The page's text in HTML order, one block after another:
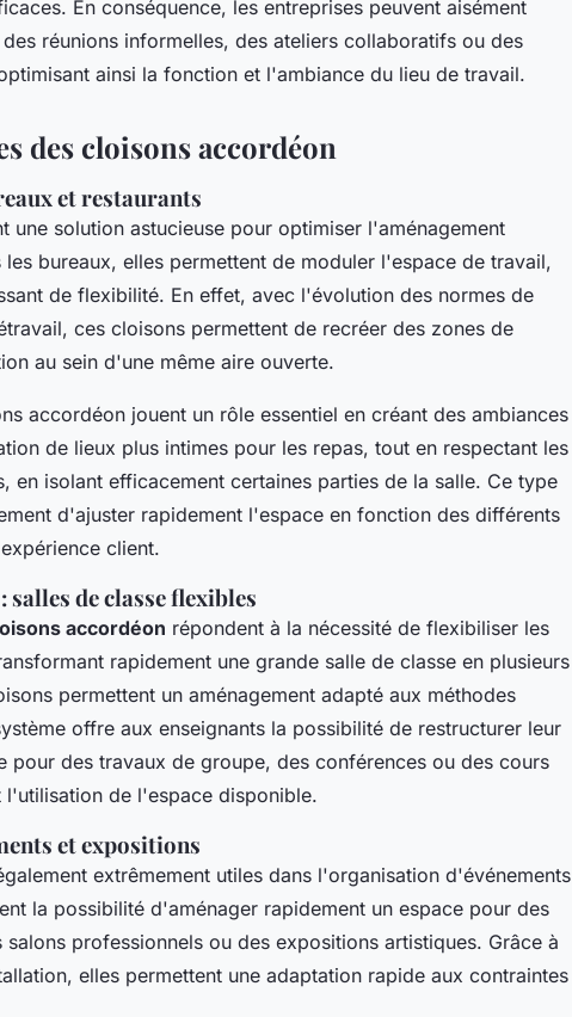
En conséquence, les entreprises peuvent aisément
réunions informelles, des ateliers collaboratifs ou des
ainsi la fonction et l'ambiance du lieu de travail.
des cloisons accordéon
et restaurants
une solution astucieuse pour optimiser l'aménagement
bureaux, elles permettent de moduler l'espace de travail,
de flexibilité. En effet, avec l'évolution des normes de
ces cloisons permettent de recréer des zones de
au sein d'une même aire ouverte.
accordéon jouent un rôle essentiel en créant des ambiances
de lieux plus intimes pour les repas, tout en respectant les
en isolant efficacement certaines parties de la salle. Ce type
d'ajuster rapidement l'espace en fonction des différents
client.
de classe flexibles
accordéon répondent à la nécessité de flexibiliser les
rapidement une grande salle de classe en plusieurs
permettent un aménagement adapté aux méthodes
offre aux enseignants la possibilité de restructurer leur
pour des travaux de groupe, des conférences ou des cours
de l'espace disponible.
et expositions
extrêmement utiles dans l'organisation d'événements
la possibilité d'aménager rapidement un espace pour des
professionnels ou des expositions artistiques. Grâce à
elles permettent une adaptation rapide aux contraintes